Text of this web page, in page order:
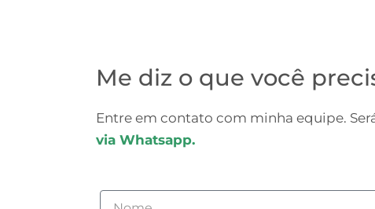
Me diz o que você
Entre em contato com minha equipe.
via Whatsapp.
Nome